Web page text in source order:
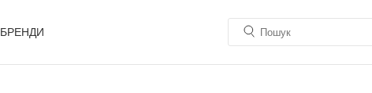
БРЕНДИ